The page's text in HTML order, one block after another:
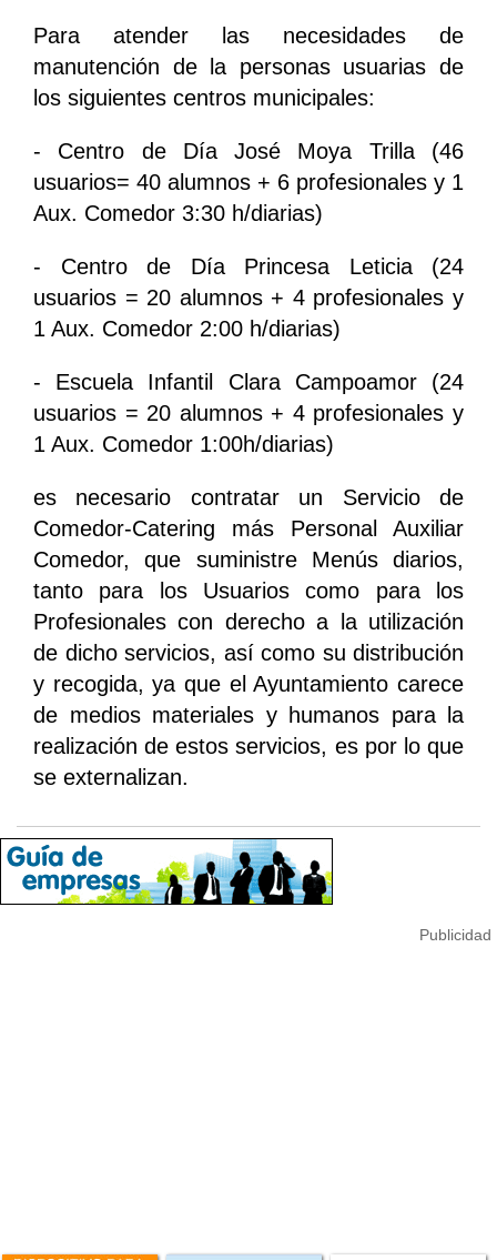
Para atender las necesidades de
manutención de la personas usuarias de
los siguientes centros municipales:
- Centro de Día José Moya Trilla (46
usuarios= 40 alumnos + 6 profesionales y 1
Aux. Comedor 3:30 h/diarias)
- Centro de Día Princesa Leticia (24
usuarios = 20 alumnos + 4 profesionales y
1 Aux. Comedor 2:00 h/diarias)
- Escuela Infantil Clara Campoamor (24
usuarios = 20 alumnos + 4 profesionales y
1 Aux. Comedor 1:00h/diarias)
es necesario contratar un Servicio de
Comedor-Catering más Personal Auxiliar
Comedor, que suministre Menús diarios,
tanto para los Usuarios como para los
Profesionales con derecho a la utilización
de dicho servicios, así como su distribución
y recogida, ya que el Ayuntamiento carece
de medios materiales y humanos para la
realización de estos servicios, es por lo que
se externalizan.